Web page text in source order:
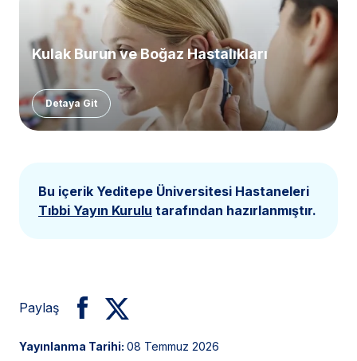
Kulak Burun ve Boğaz Hastalıkları
Detaya Git
Bu içerik Yeditepe Üniversitesi Hastaneleri
Tıbbi Yayın Kurulu tarafından hazırlanmıştır.
Paylaş
Yayınlanma Tarihi: 08 Temmuz 2026